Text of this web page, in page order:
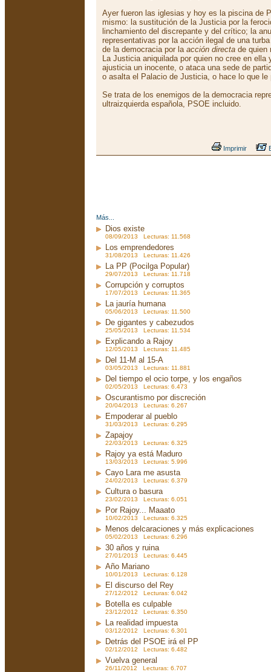
Ayer fueron las iglesias y hoy es la piscina de
mismo: la sustitución de la Justicia por la
linchamiento del discrepante y del crítico; la
representativas por la acción ilegal de una
de la democracia por la acción directa de quien
La Justicia aniquilada por quien no cree en ella
ajusticia un inocente, o ataca una sede de
o asalta el Palacio de Justicia, o hace lo que le
Se trata de los enemigos de la democracia
ultraizquierda española, PSOE incluido.
Imprimir
Más...
Dios existe
08/09/2013 Lecturas: 11.568
Los emprendedores
31/08/2013 Lecturas: 11.426
La PP (Pocilga Popular)
29/07/2013 Lecturas: 11.718
Corrupción y corruptos
17/07/2013 Lecturas: 11.365
La jauría humana
05/06/2013 Lecturas: 11.500
De gigantes y cabezudos
25/05/2013 Lecturas: 11.534
Explicando a Rajoy
12/05/2013 Lecturas: 11.485
Del 11-M al 15-A
03/05/2013 Lecturas: 11.881
Del tiempo el ocio torpe, y los engaños
02/05/2013 Lecturas: 6.473
Oscurantismo por discreción
20/04/2013 Lecturas: 6.267
Empoderar al pueblo
31/03/2013 Lecturas: 6.295
Zapajoy
22/03/2013 Lecturas: 6.325
Rajoy ya está Maduro
13/03/2013 Lecturas: 5.996
Cayo Lara me asusta
24/02/2013 Lecturas: 6.379
Cultura o basura
23/02/2013 Lecturas: 6.051
Por Rajoy... Maaato
10/02/2013 Lecturas: 6.325
Menos delcaraciones y más explicaciones
05/02/2013 Lecturas: 6.296
30 años y ruina
27/01/2013 Lecturas: 6.445
Año Mariano
10/01/2013 Lecturas: 6.128
El discurso del Rey
27/12/2012 Lecturas: 6.042
Botella es culpable
23/12/2012 Lecturas: 6.350
La realidad impuesta
03/12/2012 Lecturas: 6.301
Detrás del PSOE irá el PP
02/12/2012 Lecturas: 6.482
Vuelva general
26/11/2012 Lecturas: 6.707